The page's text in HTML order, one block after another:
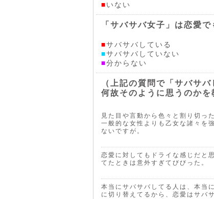
■いない
「サバサバ女子」は恋愛
■サバサバしている
■サバサバしていない
■分からない
（上記の質問で「サバサ
何故そのように思うのかを
見た目や言動から色々と割り切っ
一般的な女性よりも乙女な諸々を
ないですが。
恋愛に対してもドライな感じだと
てたときは意外すぎてびびった。
本当にサバサバしてる人は、本当
に切り替えてるから、恋愛はサバ